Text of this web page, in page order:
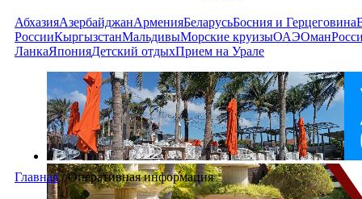
АбхазияАзербайджанАрменияБеларусьБосния и Герцеговина
РоссииКыргызстанМальдивыМорские круизыОАЭОман
ЛанкаЯпонияДетский отдыхПрием на Урале
Главная /Оперативная информация